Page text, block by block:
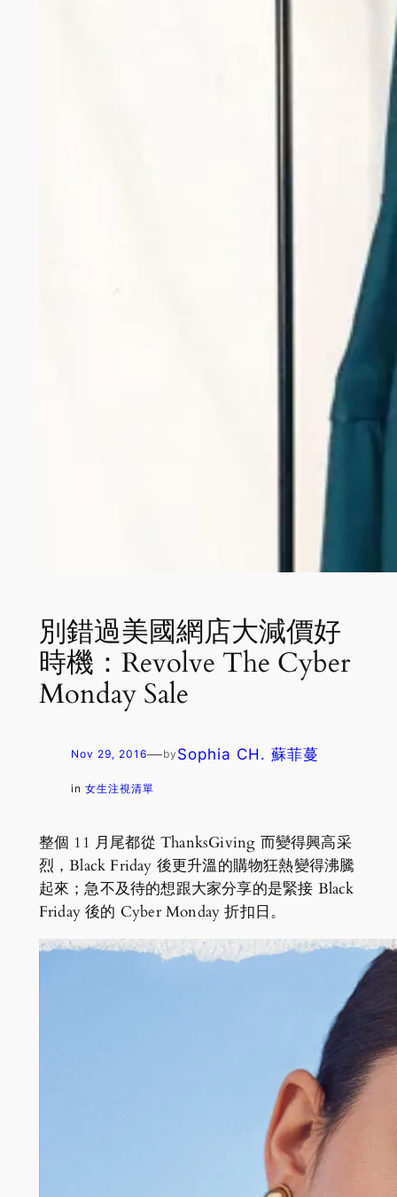
別錯過美國網店大減價好
時機：Revolve The Cyber
Monday Sale
Nov 29, 2016—by Sophia CH. 蘇菲蔓
in 女生注視清單
整個 11 月尾都從 ThanksGiving 而變得興高采
烈，Black Friday 後更升溫的購物狂熱變得沸騰
起來；急不及待的想跟大家分享的是緊接 Black
Friday 後的 Cyber Monday 折扣日。